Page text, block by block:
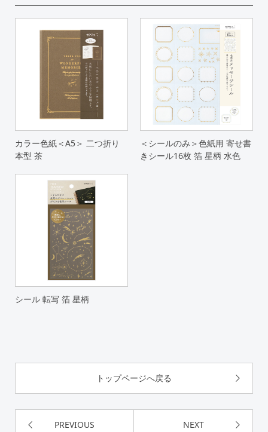
カラー色紙＜A5＞ 二つ折り
本型 茶
＜シールのみ＞色紙用 寄せ書
きシール16枚 箔 星柄 水色
シール 転写 箔 星柄
トップページへ戻る
PREVIOUS NEXT